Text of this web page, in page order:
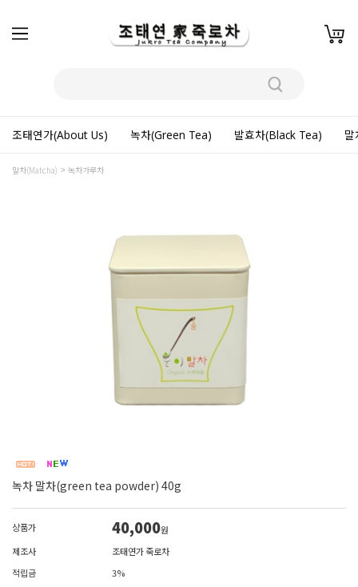
조태연가(About Us) 녹차(Green Tea) 발효차(Black Tea)
말차(Matcha) 녹차가루차
녹차 말차(green tea powder) 40g
상품가 40,000원
제조사
조태연가 죽로차
적립금
3%